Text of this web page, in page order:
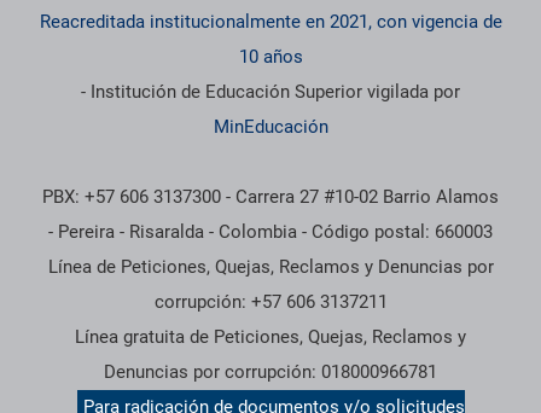
Reacreditada institucionalmente en 2021, con vigencia de
10 años
- Institución de Educación Superior vigilada por
MinEducación
PBX: +57 606 3137300 - Carrera 27 #10-02 Barrio Alamos
- Pereira - Risaralda - Colombia - Código postal: 660003
Línea de Peticiones, Quejas, Reclamos y Denuncias por
corrupción: +57 606 3137211
Línea gratuita de Peticiones, Quejas, Reclamos y
Denuncias por corrupción: 018000966781
Para radicación de documentos y/o solicitudes